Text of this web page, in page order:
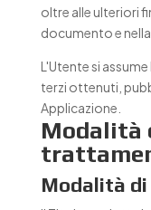
oltre alle ulteriori
documento e
L'Utente si
terzi ottenuti,
Applicazione.
Modalità
Modalità